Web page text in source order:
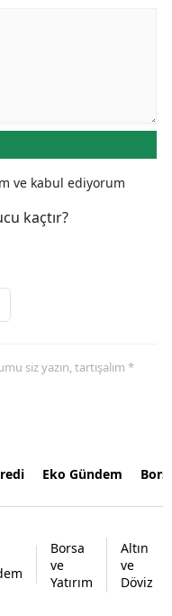
ve kabul ediyorum
kaçtır?
siz yazın, tartışalım *
Eko Gündem
Borsa
ve
Yatırım
Altın
ve
Döviz